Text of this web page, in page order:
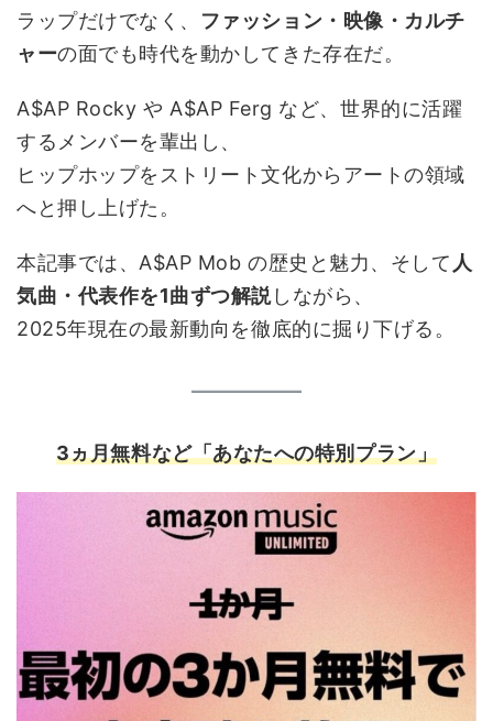
ラップだけでなく、
ファッション・映像・カルチ
ャーの面でも時代を動かしてきた存在だ。
A$AP Rocky や A$AP Ferg など、世界的に活躍
するメンバーを輩出し、
ヒップホップをストリート文化からアートの領域
へと押し上げた。
本記事では、A$AP Mob の歴史と魅力、そして 人
気曲・代表作を1曲ずつ解説しながら、
2025年現在の最新動向を徹底的に掘り下げる。
3ヵ月無料など「あなたへの特別プラン」